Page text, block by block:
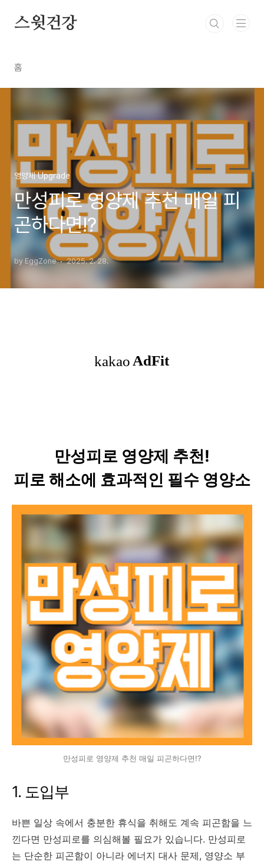
스윗건강
홈
영양제 Upgrade
만성피로 영양제 추천 매일 피
곤하다면!?
by EggZone 2025. 2. 28.
만성피로 영양제 추천!
피로 해소에 효과적인 필수 영양소
만성피로 영양제 추천 매일 피곤하다면!?
1. 도입부
바쁜 일상 속에서 충분한 휴식을 취해도 계속 피곤함을 느
낀다면 만성피로를 의심해볼 필요가 있습니다. 만성피로
는 단순한 피곤함이 아니라 에너지 대사 문제, 영양소 부